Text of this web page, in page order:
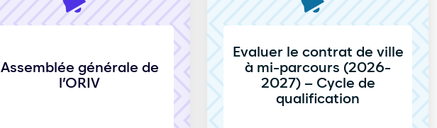
Assemblée générale de
l’ORIV
Evaluer le contrat de ville
à mi-parcours (2026-
2027) – Cycle de
qualification